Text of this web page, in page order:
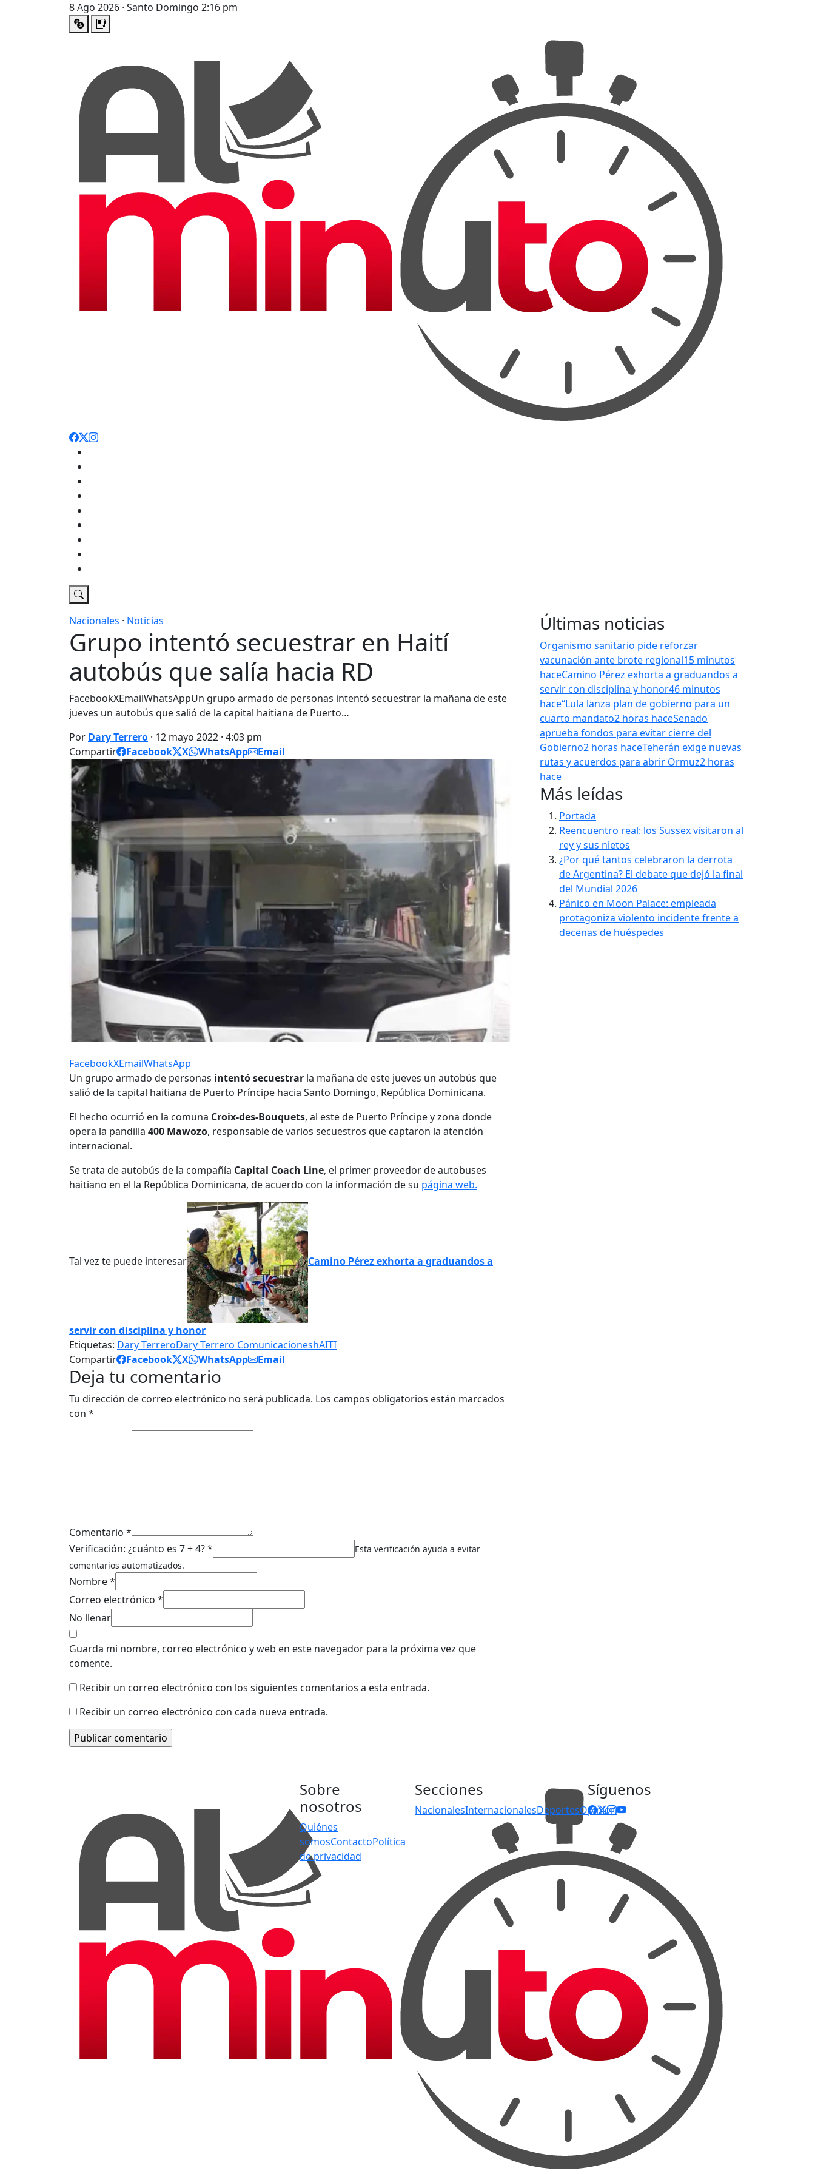
8 Ago 2026 · Santo Domingo 2:16 pm
Nacionales · Noticias
Grupo intentó secuestrar en Haití
autobús que salía hacia RD
FacebookXEmailWhatsAppUn grupo armado de personas intentó secuestrar la mañana de este
jueves un autobús que salió de la capital haitiana de Puerto…
Por Dary Terrero · 12 mayo 2022 · 4:03 pm
Compartir
Facebook X WhatsApp Email
FacebookXEmailWhatsApp
Un grupo armado de personas intentó secuestrar la mañana de este jueves un autobús que
salió de la capital haitiana de Puerto Príncipe hacia Santo Domingo, República Dominicana.
El hecho ocurrió en la comuna Croix-des-Bouquets, al este de Puerto Príncipe y zona donde
opera la pandilla 400 Mawozo, responsable de varios secuestros que captaron la atención
internacional.
Se trata de autobús de la compañía Capital Coach Line, el primer proveedor de autobuses
haitiano en el la República Dominicana, de acuerdo con la información de su página web.
Tal vez te puede interesar Camino Pérez exhorta a graduandos a
servir con disciplina y honor
Etiquetas: Dary TerreroDary Terrero ComunicacioneshAITI
Compartir
Facebook X WhatsApp Email
Deja tu comentario
Tu dirección de correo electrónico no será publicada. Los campos obligatorios están marcados
con *
Comentario *
Verificación: ¿cuánto es 7 + 4? *
Esta verificación ayuda a evitar
comentarios automatizados.
Nombre *
Correo electrónico *
No llenar
Guarda mi nombre, correo electrónico y web en este navegador para la próxima vez que
comente.
Recibir un correo electrónico con los siguientes comentarios a esta entrada.
Recibir un correo electrónico con cada nueva entrada.
Últimas noticias
Organismo sanitario pide reforzar
vacunación ante brote regional15 minutos
haceCamino Pérez exhorta a graduandos a
servir con disciplina y honor46 minutos
hace“Lula lanza plan de gobierno para un
cuarto mandato2 horas haceSenado
aprueba fondos para evitar cierre del
Gobierno2 horas haceTeherán exige nuevas
rutas y acuerdos para abrir Ormuz2 horas
hace
Más leídas
Portada
Reencuentro real: los Sussex visitaron al
rey y sus nietos
¿Por qué tantos celebraron la derrota
de Argentina? El debate que dejó la final
del Mundial 2026
Pánico en Moon Palace: empleada
protagoniza violento incidente frente a
decenas de huéspedes
Sobre
nosotros
Quiénes
somosContactoPolítica
de privacidad
Secciones
NacionalesInternacionalesDeportesOpinión
Síguenos